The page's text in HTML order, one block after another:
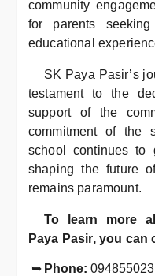
community
for parents
educational
SK Paya Pasir’s
testament to the
support of the
commitment of the
school continues
shaping the future
remains paramount.
To learn more
Paya Pasir, you can
Phone: 094855023